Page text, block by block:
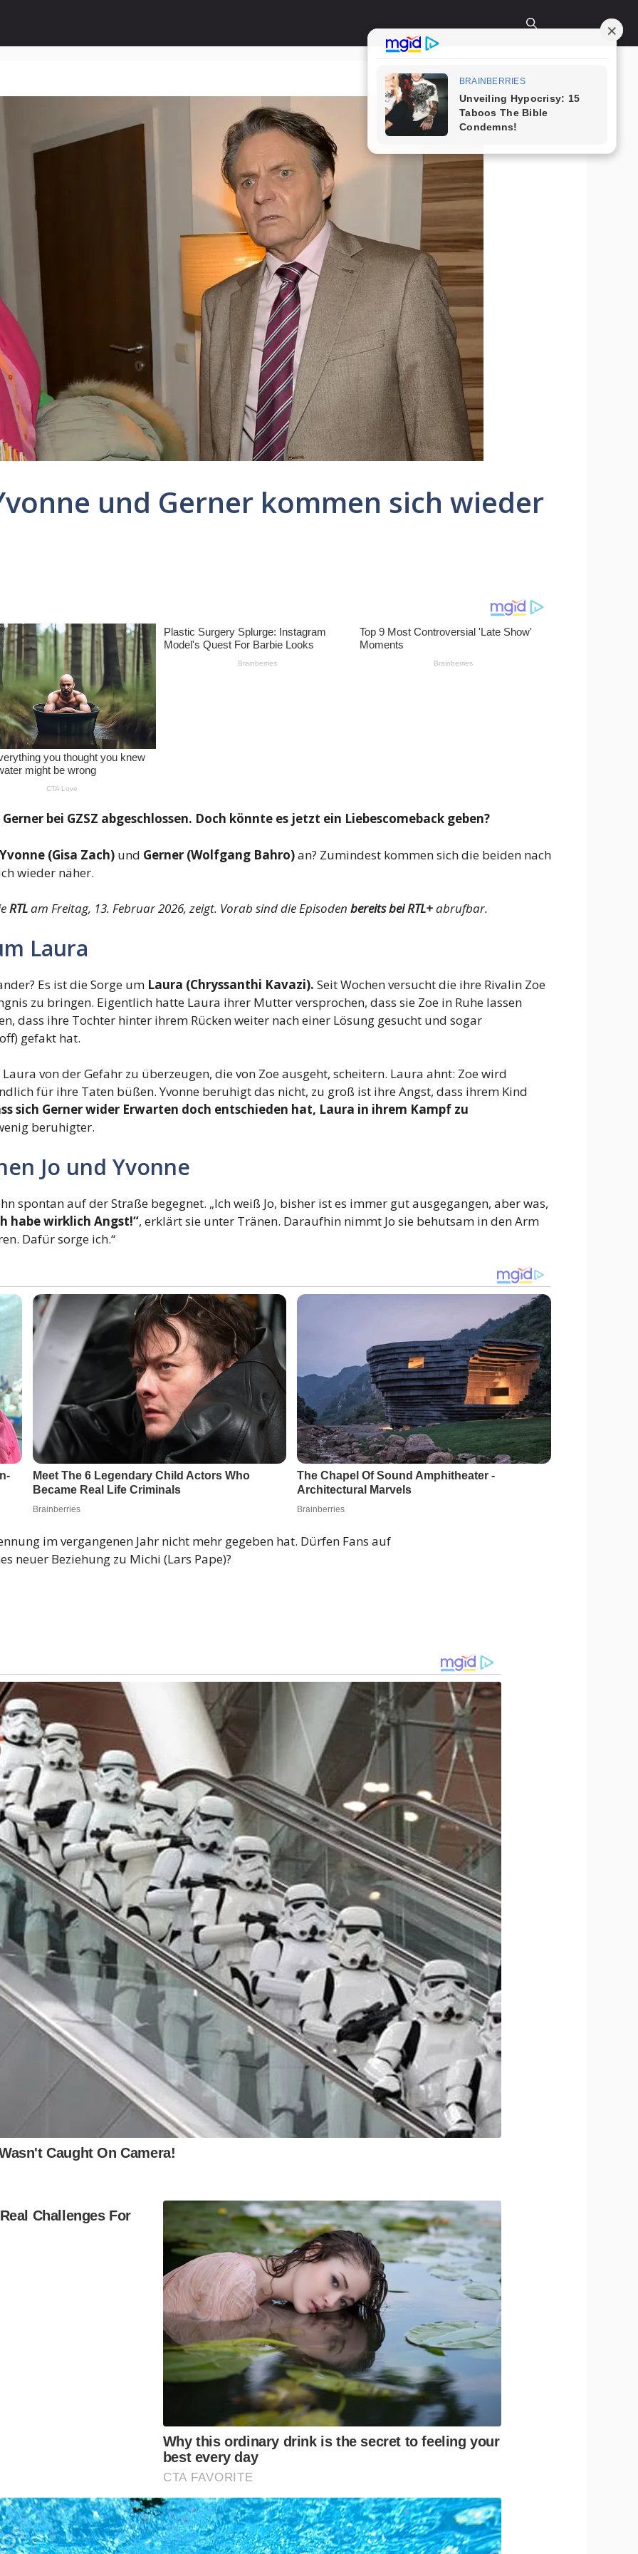
und Gerner kommen sich wieder
bei GZSZ abgeschlossen. Doch könnte es jetzt ein Liebescomeback geben?
(Gisa Zach) und Gerner (Wolfgang Bahro)an? Zumindest kommen sich die beiden nach
wieder näher.
RTLam Freitag, 13. Februar 2026, zeigt. Vorab sind die Episoden bereits bei RTL+abrufbar.
Laura
Es ist die Sorge um Laura (Chryssanthi Kavazi). Seit Wochen versucht die ihre Rivalin Zoe
zu bringen. Eigentlich hatte Laura ihrer Mutter versprochen, dass sie Zoe in Ruhe lassen
dass ihre Tochter hinter ihrem Rücken weiter nach einer Lösung gesucht und sogar
gefakt hat.
von der Gefahr zu überzeugen, die von Zoe ausgeht, scheitern. Laura ahnt: Zoe wird
für ihre Taten büßen. Yvonne beruhigt das nicht, zu groß ist ihre Angst, dass ihrem Kind
sich Gerner wider Erwarten doch entschieden hat, Laura in ihrem Kampf zu
beruhigter.
Jo und Yvonne
spontan auf der Straße begegnet. „Ich weiß Jo, bisher ist es immer gut ausgegangen, aber was,
habe wirklich Angst!“, erklärt sie unter Tränen. Daraufhin nimmt Jo sie behutsam in den Arm
Dafür sorge ich.“
im vergangenen Jahr nicht mehr gegeben hat. Dürfen Fans auf
neuer Beziehung zu Michi (Lars Pape)?